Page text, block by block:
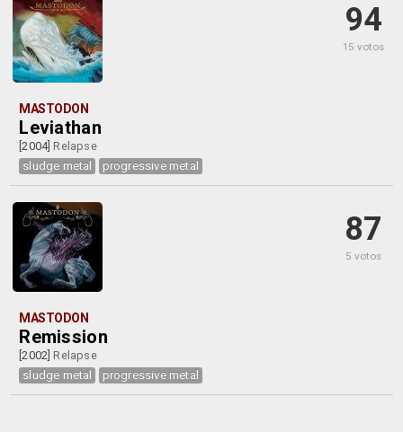
94
15 votos
MASTODON
Leviathan
[2004] Relapse
sludge metal
progressive metal
87
5 votos
MASTODON
Remission
[2002] Relapse
sludge metal
progressive metal